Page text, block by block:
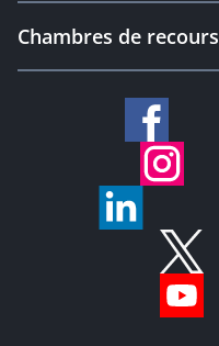
Chambres de recours